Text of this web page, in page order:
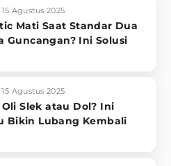
15 Agustus 2025
Mati Saat Standar Dua
Guncangan? Ini Solusi
15 Agustus 2025
Slek atau Dol? Ini
Bikin Lubang Kembali